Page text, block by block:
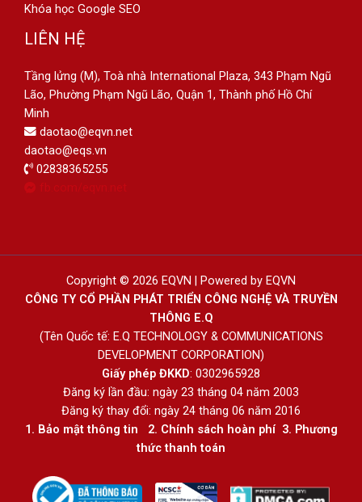
Khóa học Google SEO
LIÊN HỆ
Tầng lửng (M), Toà nhà International Plaza, 343 Phạm Ngũ
Lão, Phường Phạm Ngũ Lão, Quận 1, Thành phố Hồ Chí
Minh
daotao@eqvn.net
daotao@eqs.vn
02838365255
fb.com/eqvn.net
Copyright © 2026 EQVN | Powered by EQVN
CÔNG TY CỔ PHẦN PHÁT TRIỂN CÔNG NGHỆ VÀ TRUYỀN
THÔNG E.Q
(Tên Quốc tế: E.Q TECHNOLOGY & COMMUNICATIONS
DEVELOPMENT CORPORATION)
Giấy phép ĐKKD: 0302965928
Đăng ký lần đầu: ngày 23 tháng 04 năm 2003
Đăng ký thay đổi: ngày 24 tháng 06 năm 2016
1. Bảo mật thông tin 2. Chính sách hoàn phí3. Phương
thức thanh toán